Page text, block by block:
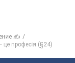
✍
це професія (§24)